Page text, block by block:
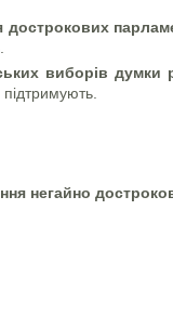
виборів думки
негайно